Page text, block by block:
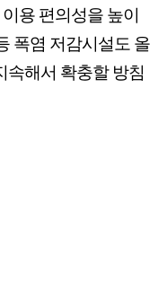
용 편의성을 높이
폭염 저감시설도 올
속해서 확충할 방침